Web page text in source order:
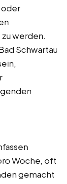
werden.
Schwartau
Woche, oft
gemacht